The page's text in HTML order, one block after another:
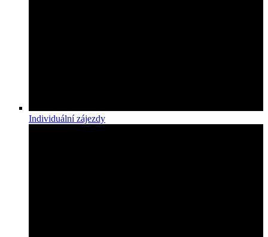
Individuální zájezdy